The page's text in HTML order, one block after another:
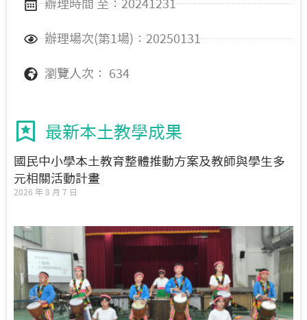
辦理時間 至：20241231
辦理場次(第1場)：20250131
瀏覽人次： 634
最新本土教學成果
國民中小學本土教育整體推動方案及教師與學生多
元相關活動計畫
2026 年 8 月 7 日